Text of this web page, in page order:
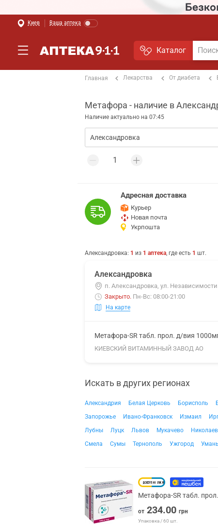
Киев Ваша аптека
Каталог
Главная Лекарства От диабета
Метафора - наличие в
Наличие актуально на 07:45
Адресная доставка
Курьер
Новая почта
Укрпошта
Александровка: 1 из 1 аптека, где есть 1 шт.
Александровка
п. Александровка, ул.
Закрыто. Пн-Вс: 08:00-21:00
На карте
Метафора-SR табл. прол. д/вия
КИЕВСКИЙ ВИТАМИННЫЙ ЗАВОД АО
Искать в других регионах
Александрия Белая Церковь Борисполь
Запорожье
Ивано-Франковск Измаил
Лубны
Луцк Львов Мукачево Николаев
Смела
Сумы Тернополь Ужгород Умань
Метафора-SR табл.
от 234.00 грн
Упаковка / 60 шт.